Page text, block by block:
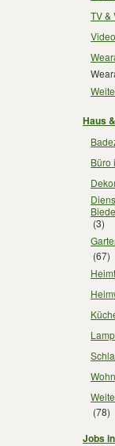
TV &
Haus
Büro
(3)
(67)
(78)
Jobs